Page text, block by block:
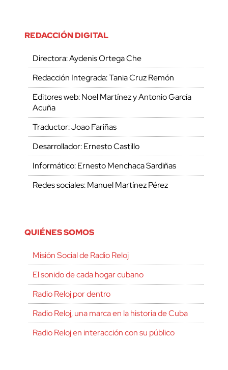
REDACCIÓN DIGITAL
Directora: Aydenis Ortega Che
Redacción Integrada: Tania Cruz Remón
Editores web: Noel Martínez y Antonio García
Acuña
Traductor: Joao Fariñas
Desarrollador: Ernesto Castillo
Informático: Ernesto Menchaca Sardiñas
Redes sociales: Manuel Martínez Pérez
QUIÉNES SOMOS
Misión Social de Radio Reloj
El sonido de cada hogar cubano
Radio Reloj por dentro
Radio Reloj, una marca en la historia de Cuba
Radio Reloj en interacción con su público